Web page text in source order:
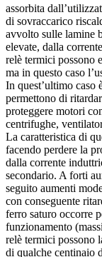
assorbita
di sovraccarico
avvolto sulle lamine
elevate, dalla
relè termici possono
ma in questo caso
In quest’ultimo caso
permettono di
proteggere motori
centrifughe,
La caratteristica di
facendo perdere la
dalla corrente
secondario. A forti
seguito aumenti
con conseguente
ferro saturo occorre
funzionamento
relè termici possono
di qualche centinaio